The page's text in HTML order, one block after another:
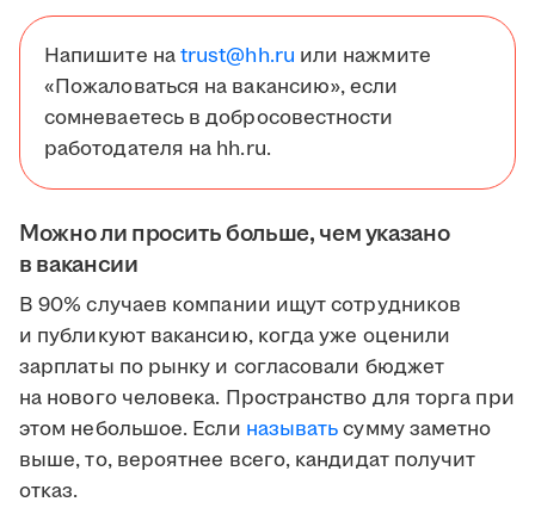
Напишите наtrust@hh.ru или нажмите
«Пожаловаться на вакансию», если
сомневаетесь в добросовестности
работодателя на hh.ru.
Можно ли просить больше, чем указано
в вакансии
В 90% случаев компании ищут сотрудников
и публикуют вакансию, когда уже оценили
зарплаты по рынку и согласовали бюджет
на нового человека. Пространство для торга при
этом небольшое. Если называтьсумму заметно
выше, то, вероятнее всего, кандидат получит
отказ.